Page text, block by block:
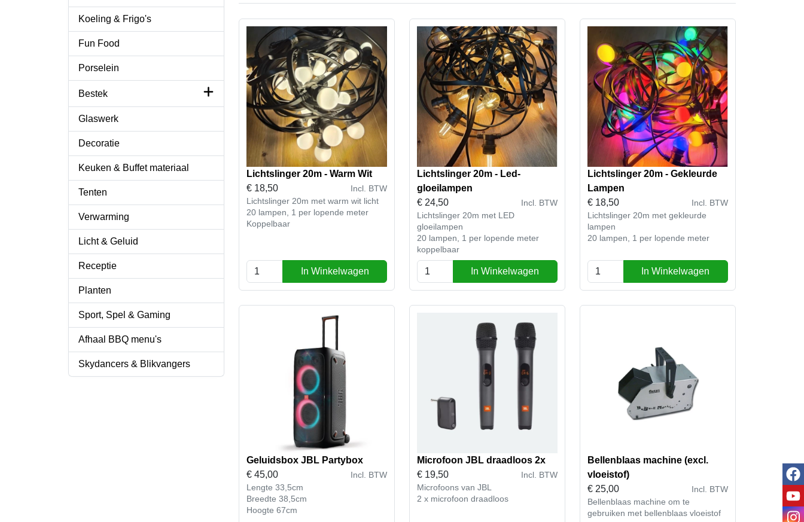
Koeling & Frigo's
Fun Food
Porselein
Bestek
Glaswerk
Decoratie
Keuken & Buffet materiaal
Tenten
Verwarming
Licht & Geluid
Receptie
Planten
Sport, Spel & Gaming
Afhaal BBQ menu's
Skydancers & Blikvangers
Lichtslinger 20m - Warm Wit
€ 18,50
Incl. BTW
Lichtslinger 20m met warm wit licht
20 lampen, 1 per lopende meter
Koppelbaar
In Winkelwagen
Lichtslinger 20m - Led-
gloeilampen
€ 24,50
Incl. BTW
Lichtslinger 20m met LED
gloeilampen
20 lampen, 1 per lopende meter
koppelbaar
In Winkelwagen
Lichtslinger 20m - Gekleurde
Lampen
€ 18,50
Incl. BTW
Lichtslinger 20m met gekleurde
lampen
20 lampen, 1 per lopende meter
In Winkelwagen
Geluidsbox JBL Partybox
€ 45,00
Incl. BTW
Lengte 33,5cm
Breedte 38,5cm
Hoogte 67cm
Microfoon JBL draadloos 2x
€ 19,50
Incl. BTW
Microfoons van JBL
2 x microfoon draadloos
Bellenblaas machine (excl.
vloeistof)
€ 25,00
Incl. BTW
Bellenblaas machine om te
gebruiken met bellenblaas vloeistof